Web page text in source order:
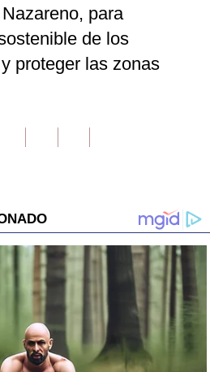
para
de los
proteger las zonas